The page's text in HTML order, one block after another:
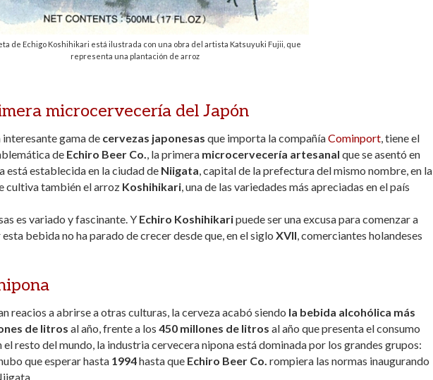
de Echigo Koshihikari está ilustrada con una obra del artista Katsuyuki Fujii, que
representa una plantación de arroz
microcervecería del Japón
interesante gama de cervezas japonesas que importa la compañíaCominport , tiene el
de Echiro Beer Co. , la primera microcervecería artesanal que se asentó en
está establecida en la ciudad de Niigata , capital de la prefectura del mismo nombre, en la
cultiva también el arroz Koshihikari , una de las variedades más apreciadas en el país
es variado y fascinante. Y Echiro Koshihikaripuede ser una excusa para comenzar a
esta bebida no ha parado de crecer desde que, en el siglo XVII , comerciantes holandeses
reacios a abrirse a otras culturas, la cerveza acabó siendo la bebida alcohólica más
de litros al año, frente a los 450 millones de litros al año que presenta el consumo
el resto del mundo, la industria cervecera nipona está dominada por los grandes grupos:
que esperar hasta 1994hasta que Echiro Beer Co. rompiera las normas inaugurando